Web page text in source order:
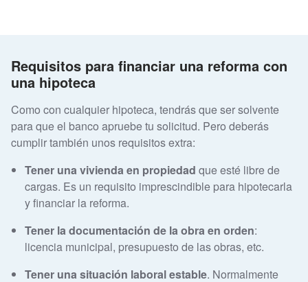
Requisitos para financiar una reforma con
una hipoteca
Como con cualquier hipoteca, tendrás que ser solvente
para que el banco apruebe tu solicitud. Pero deberás
cumplir también unos requisitos extra:
Tener una vivienda en propiedad que esté libre de
cargas. Es un requisito imprescindible para hipotecarla
y financiar la reforma.
Tener la documentación de la obra en orden:
licencia municipal, presupuesto de las obras, etc.
Tener una situación laboral estable. Normalmente